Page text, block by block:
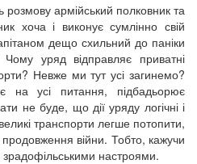
армійський полковник та
хоча і виконує сумлінно свій
дещо схильний до паніки
уряд відправляє приватні
Невже ми тут усі загинемо?
на усі питання, підбадьорює
не буде, що дії уряду логічні і
транспорти легше потопити,
продовження війни. Тобто, кажучи
настроями.